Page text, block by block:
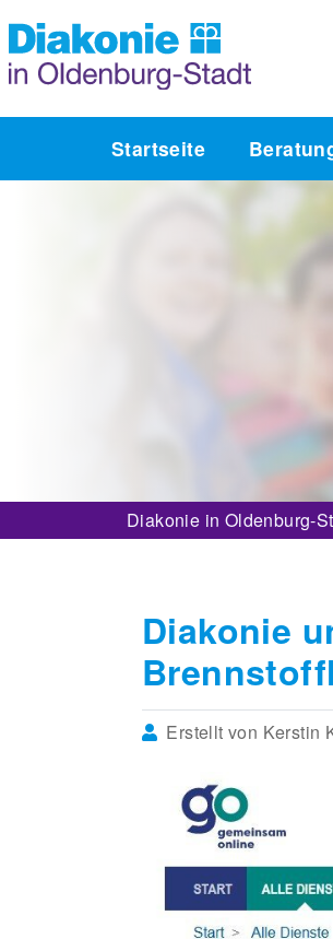
Startseite
Diakonie in Oldenburg-
Diakonie
Erstellt von Kerstin